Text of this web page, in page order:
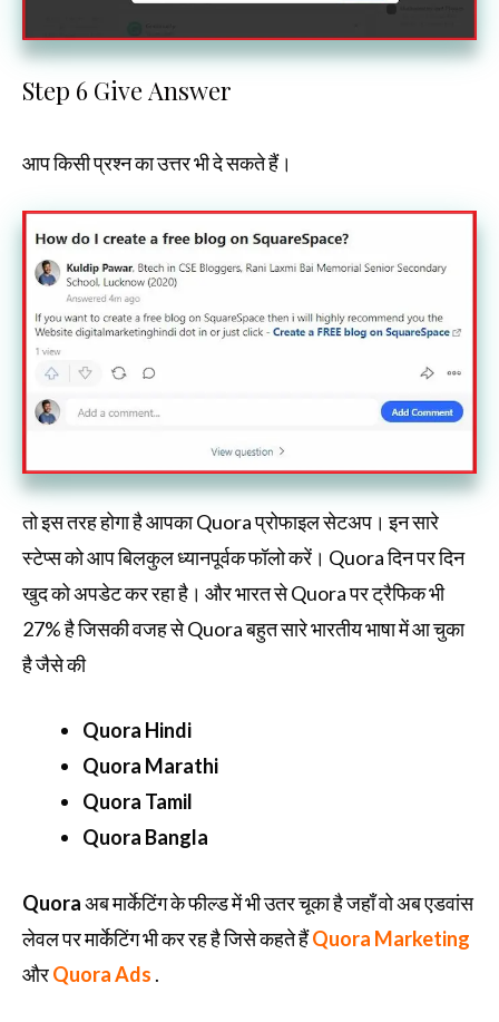
Step 6 Give Answer
आप किसी प्रश्न का उत्तर भी दे सकते हैं।
तो इस तरह होगा है आपका Quora प्रोफाइल सेटअप। इन सारे
स्टेप्स को आप बिलकुल ध्यानपूर्वक फॉलो करें। Quora दिन पर दिन
खुद को अपडेट कर रहा है। और भारत से Quora पर ट्रैफिक भी
27% है जिसकी वजह से Quora बहुत सारे भारतीय भाषा में आ चुका
है जैसे की
Quora Hindi
Quora Marathi
Quora Tamil
Quora Bangla
Quoraअब मार्केटिंग के फील्ड में भी उतर चूका है जहाँ वो अब एडवांस
लेवल पर मार्केटिंग भी कर रह है जिसे कहते हैंQuora Marketing
औरQuora Ads .